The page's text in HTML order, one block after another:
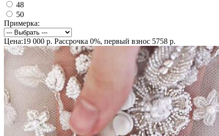
48
50
Примерка:
Цена:19 000 р. Рассрочка 0%, первый взнос 5758 р.